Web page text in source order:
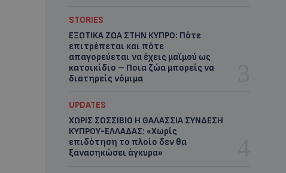
STORIES
ΕΞΩΤΙΚΑ ΖΩΑ ΣΤΗΝ ΚΥΠΡΟ: Πότε
επιτρέπεται και πότε
απαγορεύεται να έχεις μαϊμού ως
κατοικίδιο – Ποια ζώα μπορείς να
διατηρείς νόμιμα
UPDATES
ΧΩΡΙΣ ΣΩΣΣΙΒΙΟ Η ΘΑΛΑΣΣΙΑ ΣΥΝΔΕΣΗ
ΚΥΠΡΟΥ-ΕΛΛΑΔΑΣ: «Χωρίς
επιδότηση το πλοίο δεν θα
ξανασηκώσει άγκυρα»